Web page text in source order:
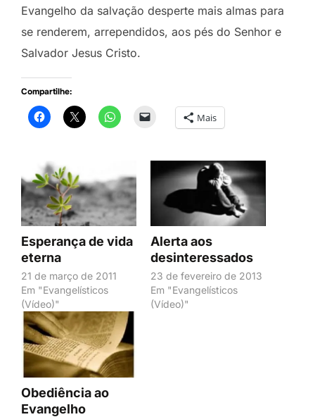
Evangelho da salvação desperte mais almas para
se renderem, arrependidos, aos pés do Senhor e
Salvador Jesus Cristo.
Compartilhe:
Mais
Esperança de vida
eterna
21 de março de 2011
Em "Evangelísticos
(Vídeo)"
Alerta aos
desinteressados
23 de fevereiro de 2013
Em "Evangelísticos
(Vídeo)"
Obediência ao
Evangelho